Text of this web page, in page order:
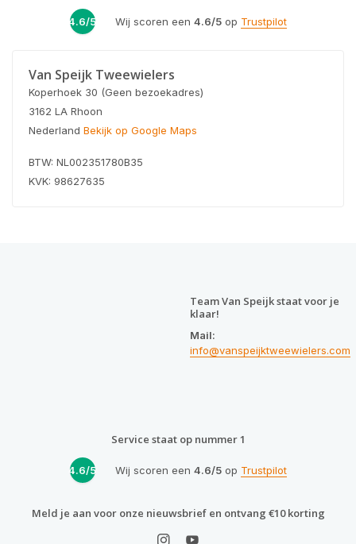
4.6/5 Wij scoren een 4.6/5op Trustpilot
Van Speijk Tweewielers
Koperhoek 30 (Geen bezoekadres)
3162 LA Rhoon
Nederland Bekijk op Google Maps
BTW: NL002351780B35
KVK: 98627635
Team Van Speijk staat voor je
klaar!
Mail:
info@vanspeijktweewielers.com
Service staat op nummer 1
4.6/5 Wij scoren een 4.6/5op Trustpilot
Meld je aan voor onze nieuwsbrief en ontvang €10 korting